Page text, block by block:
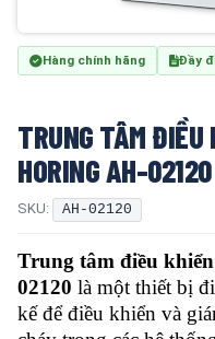
Hàng chính hãng Đầy
TRUNG TÂM ĐIỀU
HORING AH-02120
SKU: AH-02120
Trung tâm điều
02120 là một thiết bị
kế để điều khiển và